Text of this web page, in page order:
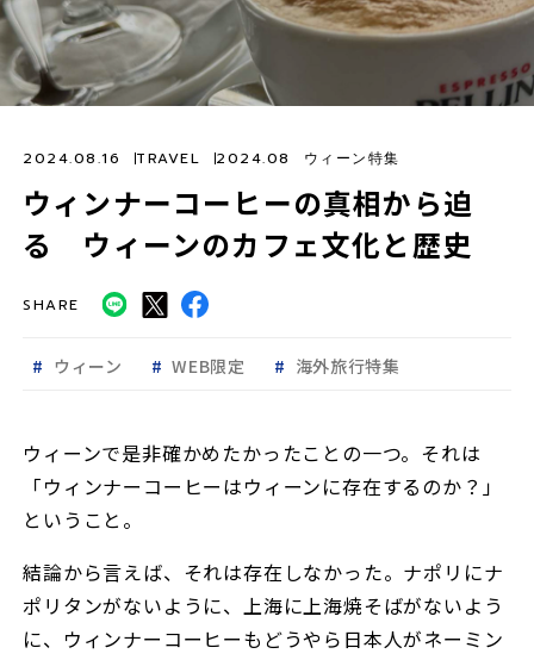
ッ
プ
ウィンナーコーヒーの真相から迫
る ウィーンのカフェ文化と歴史
2024.08.16 TRAVEL 2024.08 ウィーン特集
SHARE
ウィーン WEB限定 海外旅行特集
ウィーンで是非確かめたかったことの一つ。それは
「ウィンナーコーヒーはウィーンに存在するのか？」
ということ。
結論から言えば、それは存在しなかった。ナポリにナ
ポリタンがないように、上海に上海焼そばがないよう
に、ウィンナーコーヒーもどうやら日本人がネーミン